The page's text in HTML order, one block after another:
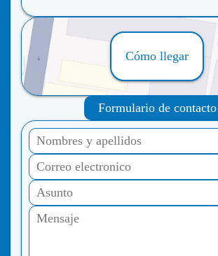
Cómo llegar
Formulario de contacto